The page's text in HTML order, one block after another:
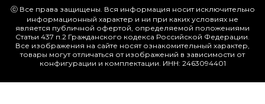
ⓒ Все права защищены. Вся информация носит исключительно
информационный характер и ни при каких условиях не
является публичной офертой, определяемой положениями
Статьи 437 п.2 Гражданского кодекса Российской Федерации.
Все изображения на сайте носят ознакомительный характер,
товары могут отличаться от изображений в зависимости от
конфигурации и комплектации. ИНН: 2463094401